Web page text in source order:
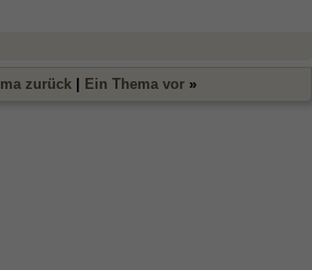
zurück Ein Thema vor »